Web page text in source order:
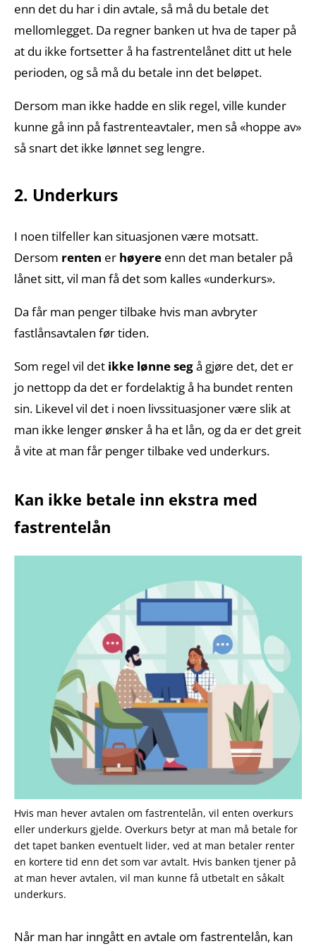
enn det du har i din avtale, så må du betale det
mellomlegget. Da regner banken ut hva de taper på
at du ikke fortsetter å ha fastrentelånet ditt ut hele
perioden, og så må du betale inn det beløpet.
Dersom man ikke hadde en slik regel, ville kunder
kunne gå inn på fastrenteavtaler, men så «hoppe av»
så snart det ikke lønnet seg lengre.
2. Underkurs
I noen tilfeller kan situasjonen være motsatt.
Dersom renten er høyere enn det man betaler på
lånet sitt, vil man få det som kalles «underkurs».
Da får man penger tilbake hvis man avbryter
fastlånsavtalen før tiden.
Som regel vil det ikke lønne segå gjøre det, det er
jo nettopp da det er fordelaktig å ha bundet renten
sin. Likevel vil det i noen livssituasjoner være slik at
man ikke lenger ønsker å ha et lån, og da er det greit
å vite at man får penger tilbake ved underkurs.
Kan ikke betale inn ekstra med
fastrentelån
Hvis man hever avtalen om fastrentelån, vil enten overkurs
eller underkurs gjelde. Overkurs betyr at man må betale for
det tapet banken eventuelt lider, ved at man betaler renter
en kortere tid enn det som var avtalt. Hvis banken tjener på
at man hever avtalen, vil man kunne få utbetalt en såkalt
underkurs.
Når man har inngått en avtale om fastrentelån, kan